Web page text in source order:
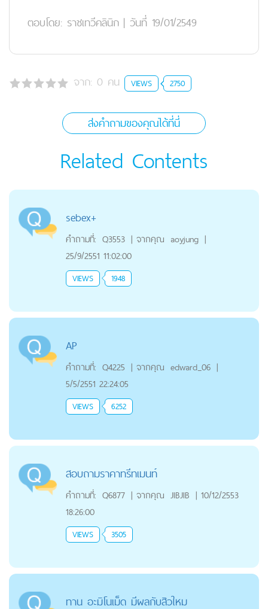
ตอบโดย: ราชเทวีคลินิก | วันที่ 19/01/2549
จาก: 0 คน VIEWS 2750
ส่งคำถามของคุณได้ที่นี่
Related Contents
sebex+
คำถามที่: Q3553 | จากคุณ aoyjung |
25/9/2551 11:02:00
VIEWS 1948
AP
คำถามที่: Q4225 | จากคุณ edward_06 |
5/5/2551 22:24:05
VIEWS 6252
สอบถามราคาทรีทเมนท์
คำถามที่: Q6877 | จากคุณ JIBJIB | 10/12/2553
18:26:00
VIEWS 3505
ทาน อะมิโนเม็ด มีผลกับสิวใหม